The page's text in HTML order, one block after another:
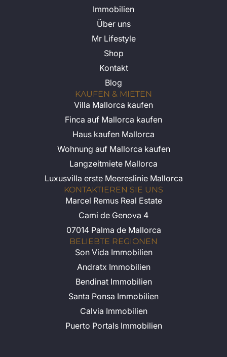
Immobilien
Über uns
Mr Lifestyle
Shop
Kontakt
Blog
KAUFEN & MIETEN
Villa Mallorca kaufen
Finca auf Mallorca kaufen
Haus kaufen Mallorca
Wohnung auf Mallorca kaufen
Langzeitmiete Mallorca
Luxusvilla erste Meereslinie Mallorca
KONTAKTIEREN SIE UNS
Marcel Remus Real Estate
Cami de Genova 4
07014 Palma de Mallorca
BELIEBTE REGIONEN
Son Vida Immobilien
Andratx Immobilien
Bendinat Immobilien
Santa Ponsa Immobilien
Calvia Immobilien
Puerto Portals Immobilien